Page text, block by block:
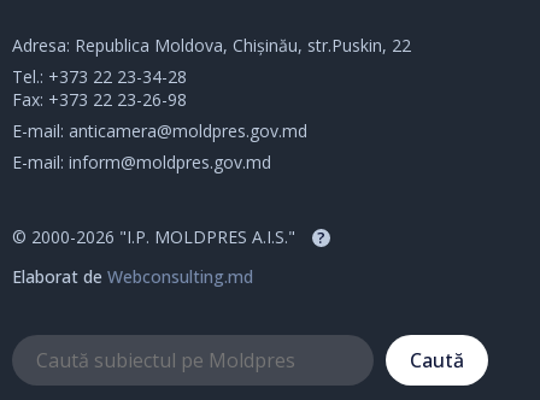
Adresa: Republica Moldova, Chișinău, str.Puskin, 22
Tel.: +373 22 23-34-28
Fax: +373 22 23-26-98
E-mail: anticamera@moldpres.gov.md
E-mail: inform@moldpres.gov.md
© 2000-2026 "I.P. MOLDPRES A.I.S." ?
Elaborat de Webconsulting.md
Caută